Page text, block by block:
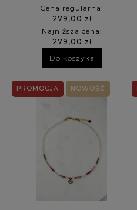
Cena regularna:
279,00 zł
Najniższa cena:
279,00 zł
Do koszyka
PROMOCJA NOWOŚĆ